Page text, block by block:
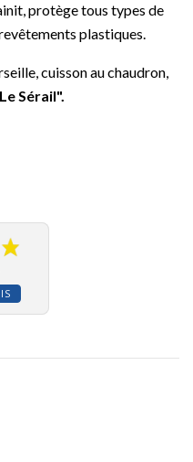
protège tous types de
plastiques.
cuisson au chaudron,
Sérail".